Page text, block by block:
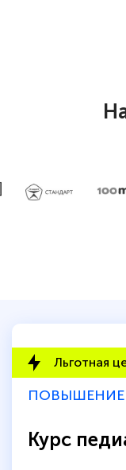
Оставила
Обучение
количество
аттестации,
Льготная
Курс